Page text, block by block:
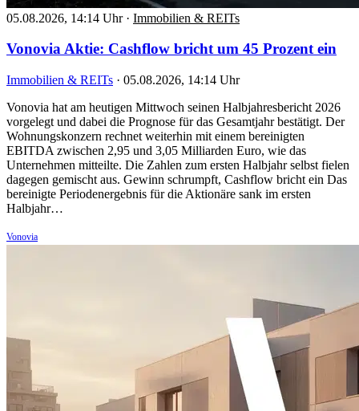
05.08.2026, 14:14 Uhr · Immobilien & REITs
Vonovia Aktie: Cashflow bricht um 45 Prozent ein
Immobilien & REITs · 05.08.2026, 14:14 Uhr
Vonovia hat am heutigen Mittwoch seinen Halbjahresbericht 2026
vorgelegt und dabei die Prognose für das Gesamtjahr bestätigt. Der
Wohnungskonzern rechnet weiterhin mit einem bereinigten
EBITDA zwischen 2,95 und 3,05 Milliarden Euro, wie das
Unternehmen mitteilte. Die Zahlen zum ersten Halbjahr selbst fielen
dagegen gemischt aus. Gewinn schrumpft, Cashflow bricht ein Das
bereinigte Periodenergebnis für die Aktionäre sank im ersten
Halbjahr…
Vonovia